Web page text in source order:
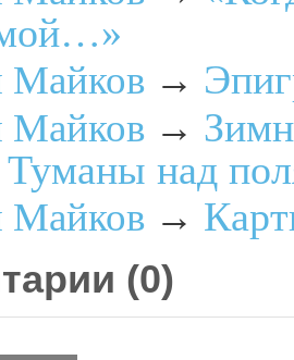
Майков →
Майков →
Туманы над
Майков →
(0)